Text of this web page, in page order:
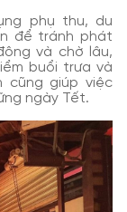
phụ thu, du
để tránh phát
và chờ lâu,
buổi trưa và
cũng giúp việc
ngày Tết.